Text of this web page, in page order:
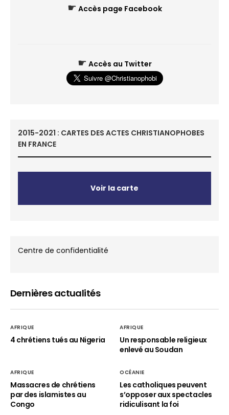
☛ Accès page Facebook
☛ Accès au Twitter
2015-2021 : CARTES DES ACTES CHRISTIANOPHOBES
EN FRANCE
Voir la carte
Centre de confidentialité
Dernières actualités
AFRIQUE
4 chrétiens tués au Nigeria
AFRIQUE
Un responsable religieux
enlevé au Soudan
AFRIQUE
Massacres de chrétiens
par des islamistes au
Congo
OCÉANIE
Les catholiques peuvent
s’opposer aux spectacles
ridiculisant la foi